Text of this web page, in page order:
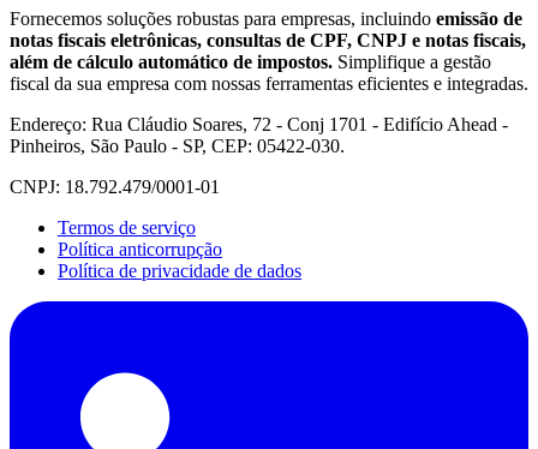
Fornecemos soluções robustas para empresas, incluindo emissão de
notas fiscais eletrônicas, consultas de CPF, CNPJ e notas fiscais,
além de cálculo automático de impostos. Simplifique a gestão
fiscal da sua empresa com nossas ferramentas eficientes e integradas.
Endereço: Rua Cláudio Soares, 72 - Conj 1701 - Edifício Ahead -
Pinheiros, São Paulo - SP, CEP: 05422-030.
CNPJ: 18.792.479/0001-01
Termos de serviço
Política anticorrupção
Política de privacidade de dados